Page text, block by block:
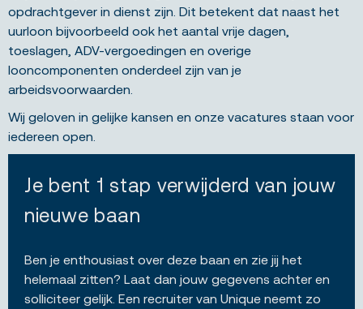
opdrachtgever in dienst zijn. Dit betekent dat naast het
uurloon bijvoorbeeld ook het aantal vrije dagen,
toeslagen, ADV-vergoedingen en overige
looncomponenten onderdeel zijn van je
arbeidsvoorwaarden.
Wij geloven in gelijke kansen en onze vacatures staan voor
iedereen open.
Je bent 1 stap verwijderd van jouw
nieuwe baan
Ben je enthousiast over deze baan en zie jij het
helemaal zitten? Laat dan jouw gegevens achter en
solliciteer gelijk. Een recruiter van Unique neemt zo